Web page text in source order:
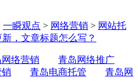
一瞬观点 > 网络营销 > 网站托
，文章标题怎么写？
络营销
青岛网络推广
青岛电商托管
青岛网